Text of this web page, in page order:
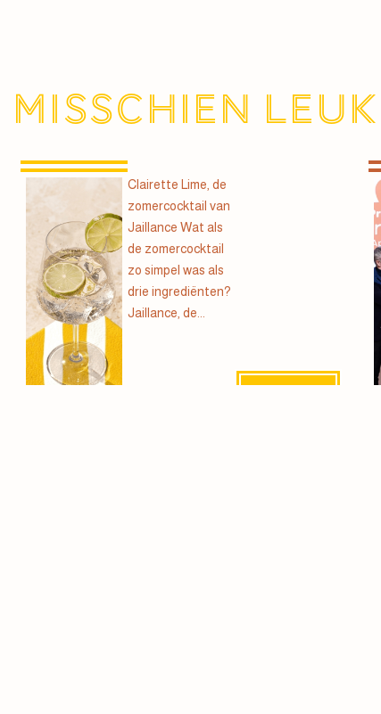
misschien
Clairette Lime, de
zomercocktail van
Jaillance Wat als
de zomercocktail
zo simpel was als
drie ingrediënten?
Jaillance, de...